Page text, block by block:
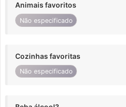
Animais favoritos
Não especificado
Cozinhas favoritas
Não especificado